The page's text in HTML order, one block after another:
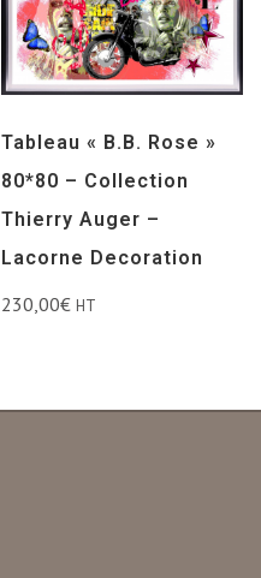
Tableau « B.B. Rose »
80*80 – Collection
Thierry Auger –
Lacorne Decoration
230,00€ HT